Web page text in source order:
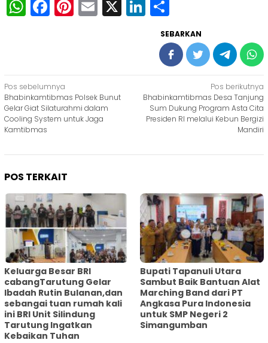
WhatsApp
Facebook
Pinterest
Email
X LinkedIn
SEBARKAN
Navigasi
pos
Pos sebelumnya
Bhabinkamtibmas Polsek Bunut
Gelar Giat Silaturahmi dalam
Cooling System untuk Jaga
Kamtibmas
Pos berikutnya
Bhabinkamtibmas Desa Tanjung
Sum Dukung Program Asta Cita
Presiden RI melalui Kebun Bergizi
Mandiri
POS TERKAIT
Keluarga Besar BRI
cabangTarutung Gelar
Ibadah Rutin Bulanan,dan
sebangai tuan rumah kali
ini BRI Unit Silindung
Tarutung Ingatkan
Kebaikan Tuhan
Bupati Tapanuli Utara
Sambut Baik Bantuan Alat
Marching Band dari PT
Angkasa Pura Indonesia
untuk SMP Negeri 2
Simangumban